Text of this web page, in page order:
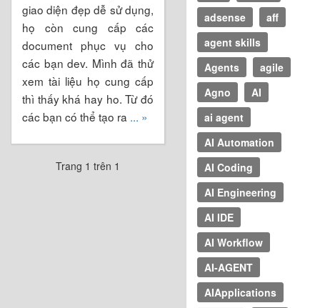
giao diện đẹp dễ sử dụng,
họ còn cung cấp các
document phục vụ cho
các bạn dev. Mình đã thử
xem tài liệu họ cung cấp
thì thấy khá hay ho. Từ đó
các bạn có thể tạo ra ... »
Trang 1 trên 1
adsense
aff
agent skills
Agents
agile
Agno
AI
ai agent
AI Automation
AI Coding
AI Engineering
AI IDE
AI Workflow
AI-AGENT
AIApplications